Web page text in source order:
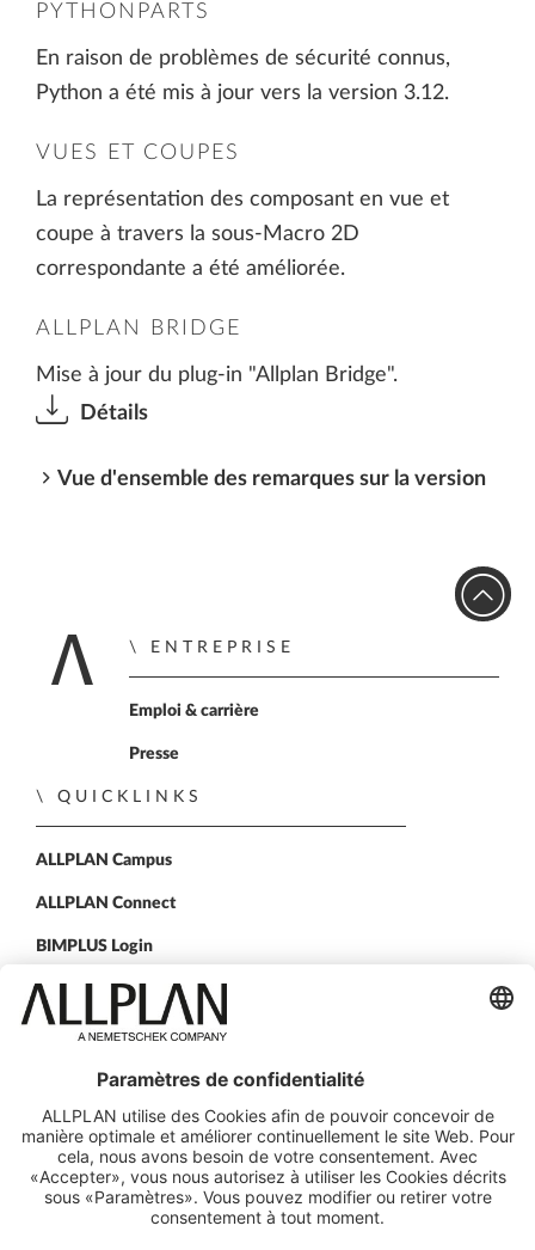
PYTHONPARTS
En raison de problèmes de sécurité connus,
Python a été mis à jour vers la version 3.12.
VUES ET COUPES
La représentation des composant en vue et
coupe à travers la sous-Macro 2D
correspondante a été améliorée.
ALLPLAN BRIDGE
Mise à jour du plug-in "Allplan Bridge".
Détails
Vue d'ensemble des remarques sur la version
Retour à la page
ENTREPRISE
Emploi & carrière
Presse
QUICKLINKS
ALLPLAN Campus
ALLPLAN Connect
BIMPLUS Login
CONTACTEZ NOUS
ALLPLAN sur LinkedIn
ALLPLAN sur Xing
ALLPLAN sur Facebook
ALLPLAN sur YouTube